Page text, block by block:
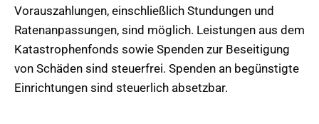
Vorauszahlungen, einschließlich Stundungen und
Ratenanpassungen, sind möglich. Leistungen aus dem
Katastrophenfonds sowie Spenden zur Beseitigung
von Schäden sind steuerfrei. Spenden an begünstigte
Einrichtungen sind steuerlich absetzbar.